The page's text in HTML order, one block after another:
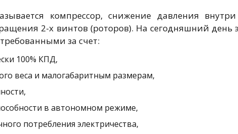
компрессор, снижение давления
2-х винтов (роторов). На сегодняшний день
за счет:
100% КПД,
веса и малогабаритным размерам,
в автономном режиме,
потребления электричества,